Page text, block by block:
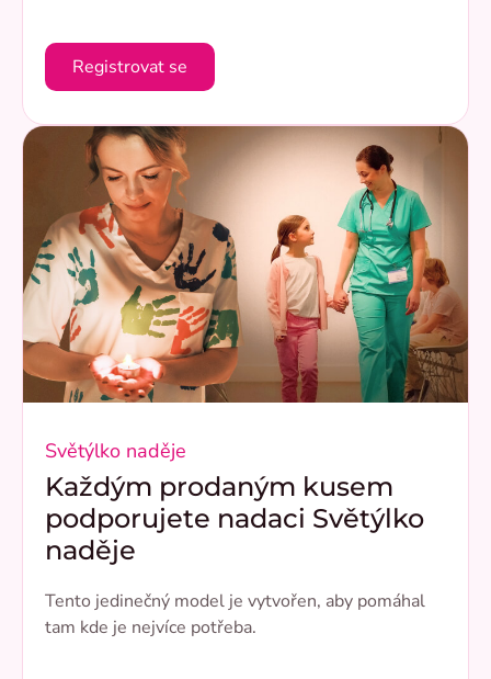
Registrovat se
Světýlko naděje
Každým prodaným kusem
podporujete nadaci Světýlko
naděje
Tento jedinečný model je vytvořen, aby pomáhal
tam kde je nejvíce potřeba.